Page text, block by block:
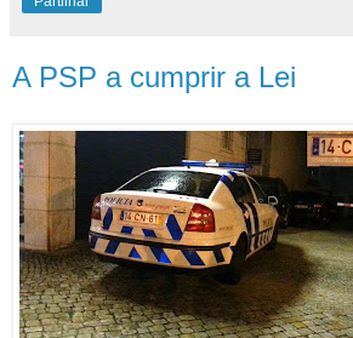
A PSP a cumprir a Lei